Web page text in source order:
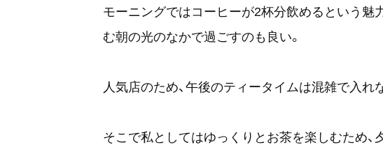
モーニングではコーヒーが2杯分飲めるという魅
む朝の光のなかで過ごすのも良い。
人気店のため、午後のティータイムは混雑で入れ
そこで私としてはゆっくりとお茶を楽しむため、